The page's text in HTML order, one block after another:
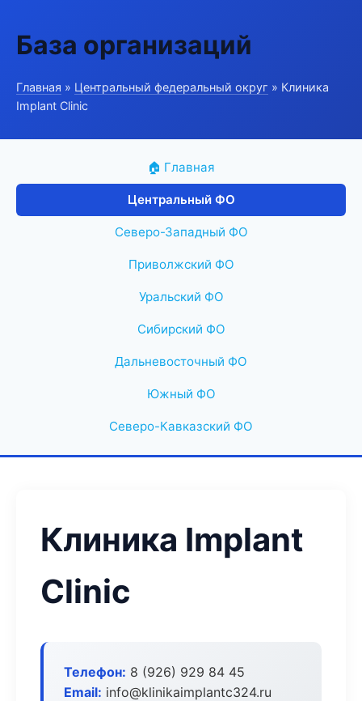
База организаций
Главная » Центральный федеральный округ » Клиника
Implant Clinic
🏠 Главная
Центральный ФО
Северо-Западный ФО
Приволжский ФО
Уральский ФО
Сибирский ФО
Дальневосточный ФО
Южный ФО
Северо-Кавказский ФО
Клиника Implant
Clinic
Телефон: 8 (926) 929 84 45
Email: info@klinikaimplantc324.ru